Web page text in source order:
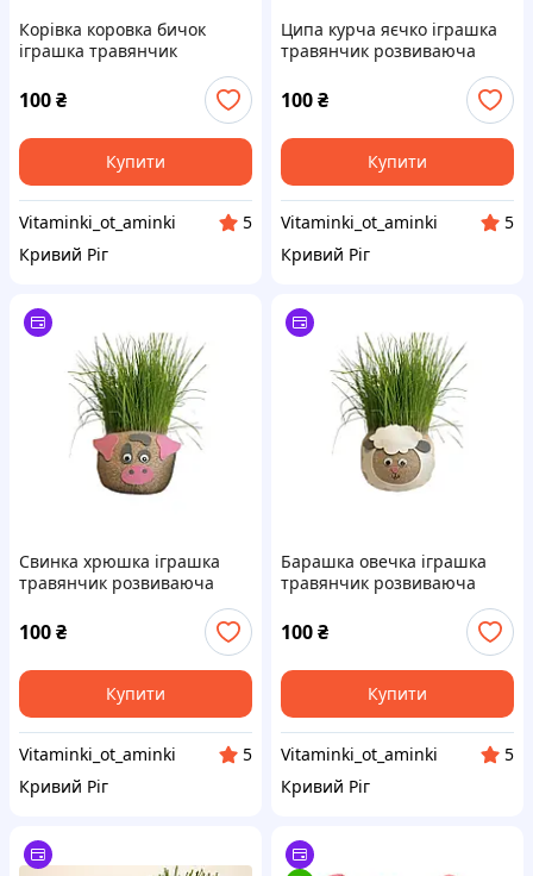
Корівка коровка бичок
іграшка травянчик
100₴
Купити
Vitaminki_ot_aminki
5
Кривий Ріг
Ципа курча яєчко іграшка
травянчик розвиваюча
100₴
Купити
Vitaminki_ot_aminki
5
Кривий Ріг
Свинка хрюшка іграшка
травянчик розвиваюча
100₴
Купити
Vitaminki_ot_aminki
5
Кривий Ріг
Барашка овечка іграшка
травянчик розвиваюча
100₴
Купити
Vitaminki_ot_aminki
5
Кривий Ріг